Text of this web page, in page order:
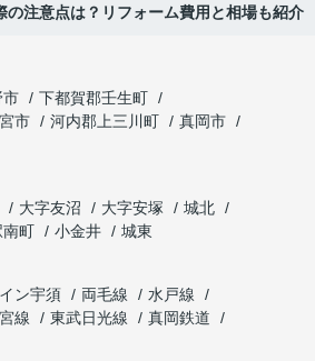
注意点は？リフォーム費用と相場も紹介
市
下都賀郡壬生町
市 河内郡上三川町
真岡市
大字友沼 大字安塚
城北
南町 小金井
城東
ン宇須 両毛線
水戸線
線 東武日光線
真岡鉄道